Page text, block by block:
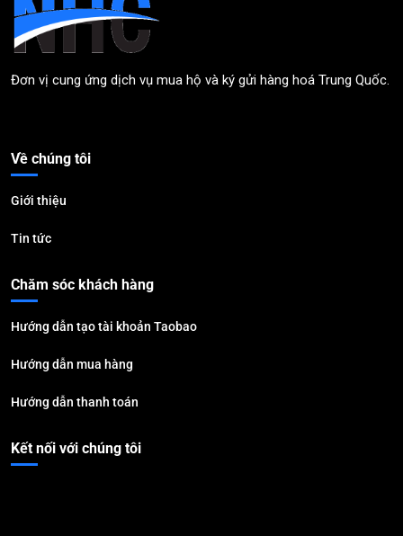
Đơn vị cung ứng dịch vụ mua hộ và ký gửi hàng hoá Trung Quốc.
Về chúng tôi
Giới thiệu
Tin tức
Chăm sóc khách hàng
Hướng dẫn tạo tài khoản Taobao
Hướng dẫn mua hàng
Hướng dẫn thanh toán
Kết nối với chúng tôi